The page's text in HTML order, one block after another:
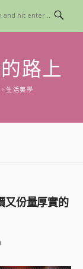
路上
生活美學
又份量厚實的
1